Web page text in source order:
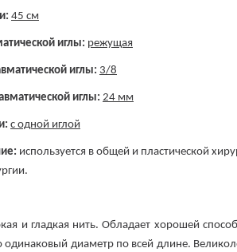
45 см
иглы: режущая
иглы: 3/8
иглы: 24 мм
с одной иглой
используется в общей и пластической
и гладкая нить. Обладает хорошей
одинаковый диаметр по всей длине.